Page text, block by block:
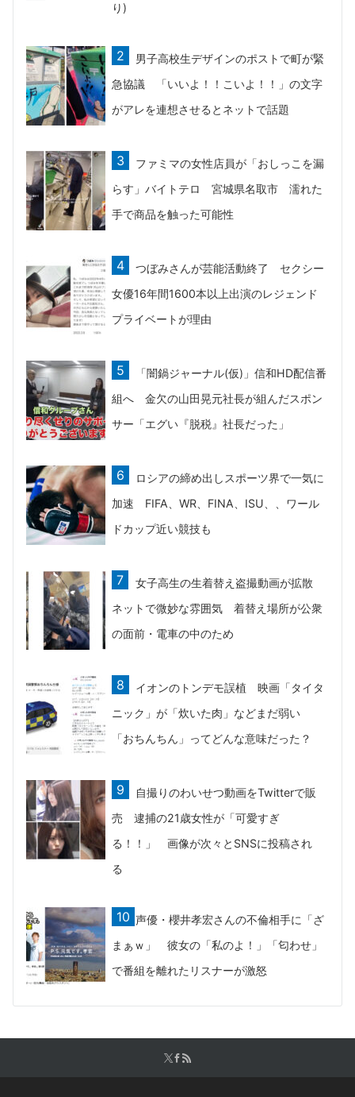
り)
男子高校生デザインのポストで町が緊
急協議 「いいよ！！こいよ！！」の文字
がアレを連想させるとネットで話題
ファミマの女性店員が「おしっこを漏
らす」バイトテロ 宮城県名取市 濡れた
手で商品を触った可能性
つぼみさんが芸能活動終了 セクシー
女優16年間1600本以上出演のレジェンド
プライベートが理由
「闇鍋ジャーナル(仮)」信和HD配信番
組へ 金欠の山田晃元社長が組んだスポン
サー「エグい『脱税』社長だった」
ロシアの締め出しスポーツ界で一気に
加速 FIFA、WR、FINA、ISU、、ワール
ドカップ近い競技も
女子高生の生着替え盗撮動画が拡散
ネットで微妙な雰囲気 着替え場所が公衆
の面前・電車の中のため
イオンのトンデモ誤植 映画「タイタ
ニック」が「炊いた肉」などまだ弱い
「おちんちん」ってどんな意味だった？
自撮りのわいせつ動画をTwitterで販
売 逮捕の21歳女性が「可愛すぎ
る！！」 画像が次々とSNSに投稿され
る
声優・櫻井孝宏さんの不倫相手に「ざ
まぁｗ」 彼女の「私のよ！」「匂わせ」
で番組を離れたリスナーが激怒